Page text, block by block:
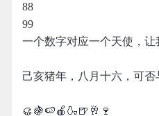
88
99
一个数字对应一个天使，让
己亥猪年，八月十六，可否
🥮🍇🍉🍎🍶🍺🥂🍷